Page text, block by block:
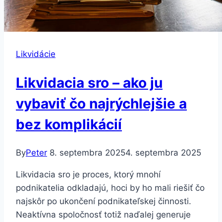
Likvidácie
Likvidacia sro – ako ju
vybaviť čo najrýchlejšie a
bez komplikácií
ByPeter 8. septembra 20254. septembra 2025
Likvidacia sro je proces, ktorý mnohí
podnikatelia odkladajú, hoci by ho mali riešiť čo
najskôr po ukončení podnikateľskej činnosti.
Neaktívna spoločnosť totiž naďalej generuje